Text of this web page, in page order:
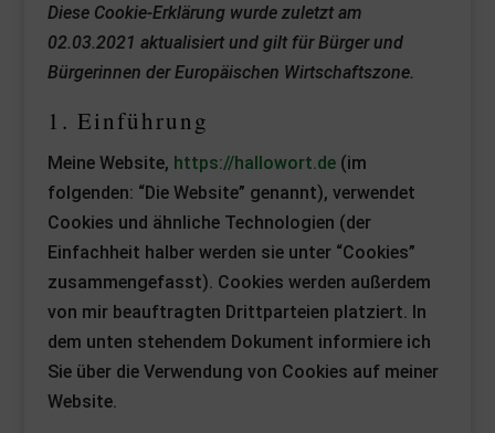
Diese Cookie-Erklärung wurde zuletzt am
02.03.2021 aktualisiert und gilt für Bürger und
Bürgerinnen der Europäischen Wirtschaftszone.
1. Einführung
Meine Website, https://hallowort.de(im
folgenden: “Die Website” genannt), verwendet
Cookies und ähnliche Technologien (der
Einfachheit halber werden sie unter “Cookies”
zusammengefasst). Cookies werden außerdem
von mir beauftragten Drittparteien platziert. In
dem unten stehendem Dokument informiere ich
Sie über die Verwendung von Cookies auf meiner
Website.